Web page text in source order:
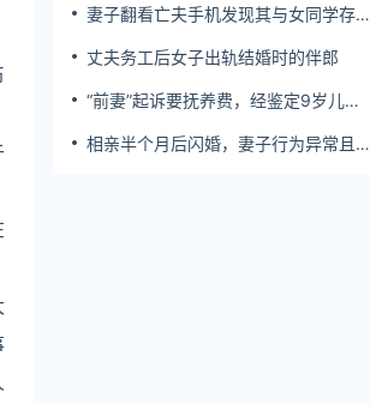
妻子翻看亡夫手机发现其与女同学存婚
丈夫务工后女子出轨结婚时的伴郎
“前妻”起诉要抚养费，经鉴定9岁儿子
相亲半个月后闪婚，妻子行为异常且持